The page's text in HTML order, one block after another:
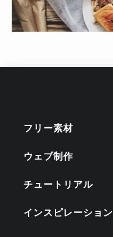
フリー素材
ウェブ制作
チュートリアル
インスピレーション